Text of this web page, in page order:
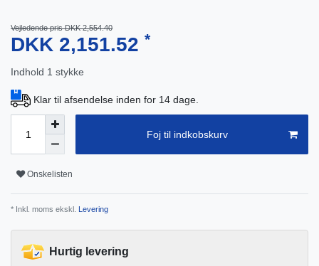
Vejledende pris DKK 2,554.40
DKK 2,151.52 *
Indhold 1 stykke
Klar til afsendelse inden for 14 dage.
Foj til indkobskurv
Onskelisten
* Inkl. moms ekskl. Levering
Hurtig levering